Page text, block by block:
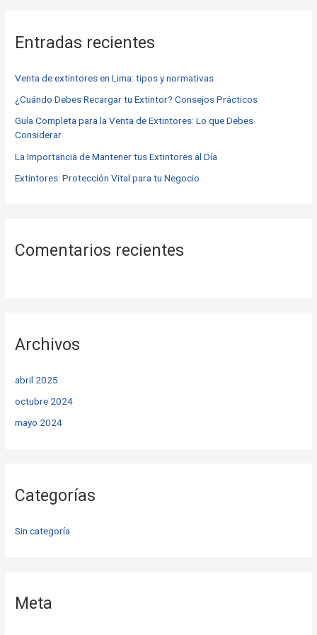
a
p
o
r
:
Entradas recientes
Venta de extintores en Lima: tipos y normativas
¿Cuándo Debes Recargar tu Extintor? Consejos Prácticos
Guía Completa para la Venta de Extintores: Lo que Debes
Considerar
La Importancia de Mantener tus Extintores al Día
Extintores: Protección Vital para tu Negocio
Comentarios recientes
Archivos
abril 2025
octubre 2024
mayo 2024
Categorías
Sin categoría
Meta